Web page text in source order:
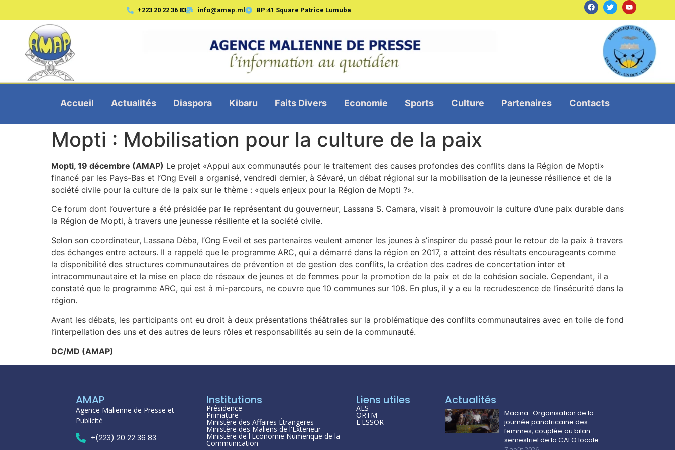
+223 20 22 36 83 info@amap.ml BP:41 Square Patrice Lumuba
Accueil Actualités Diaspora Kibaru Faits Divers Economie Sports Culture Partenaires Contacts
Mopti : Mobilisation pour la culture de la paix
Mopti, 19 décembre (AMAP) Le projet «Appui aux communautés pour le traitement des causes profondes des conflits dans la Région de Mopti»
financé par les Pays-Bas et l’Ong Eveil a organisé, vendredi dernier, à Sévaré, un débat régional sur la mobilisation de la jeunesse résilience et de la
société civile pour la culture de la paix sur le thème : «quels enjeux pour la Région de Mopti ?».
Ce forum dont l’ouverture a été présidée par le représentant du gouverneur, Lassana S. Camara, visait à promouvoir la culture d’une paix durable dans
la Région de Mopti, à travers une jeunesse résiliente et la société civile.
Selon son coordinateur, Lassana Dèba, l’Ong Eveil et ses partenaires veulent amener les jeunes à s’inspirer du passé pour le retour de la paix à travers
des échanges entre acteurs. Il a rappelé que le programme ARC, qui a démarré dans la région en 2017, a atteint des résultats encourageants comme
la disponibilité des structures communautaires de prévention et de gestion des conflits, la création des cadres de concertation inter et
intracommunautaire et la mise en place de réseaux de jeunes et de femmes pour la promotion de la paix et de la cohésion sociale. Cependant, il a
constaté que le programme ARC, qui est à mi-parcours, ne couvre que 10 communes sur 108. En plus, il y a eu la recrudescence de l’insécurité dans la
région.
Avant les débats, les participants ont eu droit à deux présentations théâtrales sur la problématique des conflits communautaires avec en toile de fond
l’interpellation des uns et des autres de leurs rôles et responsabilités au sein de la communauté.
DC/MD (AMAP)
AMAP
Agence Malienne de Presse et
Publicité
+(223) 20 22 36 83
Institutions
Présidence
Primature
Ministère des Affaires Étrangeres
Ministère des Maliens de l'Exterieur
Ministère de l'Economie Numerique de la
Communication
Liens utiles
AES
ORTM
L'ESSOR
Actualités
Macina : Organisation de la
journée panafricaine des
femmes, couplée au bilan
semestriel de la CAFO locale